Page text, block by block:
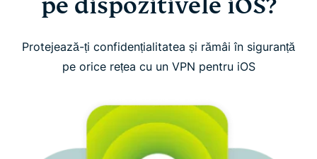
Cum să configurezi ExpressVPN pe iPhone sau
Ce trebuie să aibă un VPN pentru iOS
pe dispozitivele iOS?
Protejează-ți confidențialitatea și rămâi în siguranță
pe orice rețea cu un VPN pentru iOS